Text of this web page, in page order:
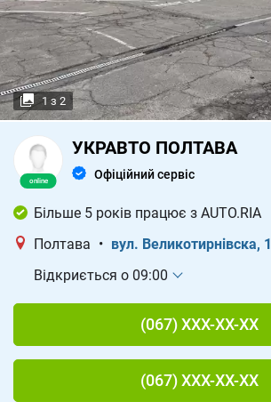
1 з 2
УКРАВТО ПОЛТАВА
Офіційний сервіс
Більше 5 років працює з AUTO.RIA
Полтава • вул. Великотирнівска, 1
Відкриється о 09:00
(067) XXX-XX-XX
(067) XXX-XX-XX